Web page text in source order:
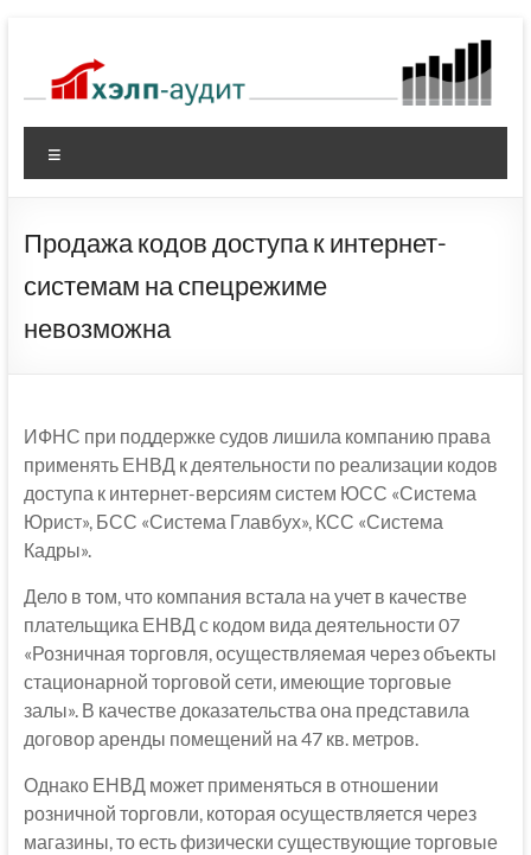
содержимому
Продажа кодов доступа к интернет-
системам на спецрежиме
невозможна
ИФНС при поддержке судов лишила компанию права
применять ЕНВД к деятельности по реализации кодов
доступа к интернет-версиям систем ЮСС «Система
Юрист», БСС «Система Главбух», КСС «Система
Кадры».
Дело в том, что компания встала на учет в качестве
плательщика ЕНВД с кодом вида деятельности 07
«Розничная торговля, осуществляемая через объекты
стационарной торговой сети, имеющие торговые
залы». В качестве доказательства она представила
договор аренды помещений на 47 кв. метров.
Однако ЕНВД может применяться в отношении
розничной торговли, которая осуществляется через
магазины, то есть физически существующие торговые